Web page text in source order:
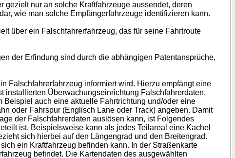
nur an solche Kraftfahrzeuge aussendet, deren
wie man solche Empfängerfahrzeuge identifizieren kann.
über ein Falschfahrerfahrzeug, das für seine Fahrtroute
der Erfindung sind durch die abhängigen Patentansprüche,
Falschfahrerfahrzeug informiert wird. Hierzu empfängt eine
installierten Überwachungseinrichtung Falschfahrerdaten,
auch eine aktuelle Fahrtrichtung und/oder eine
oder Fahrspur (Englisch Lane oder Track) angeben. Damit
der Falschfahrerdaten auslösen kann, ist Folgendes
ist. Beispielsweise kann als jedes Teilareal eine Kachel
sich hierbei auf den Längengrad und den Breitengrad.
ein Kraftfahrzeug befinden kann. In der Straßenkarte
befindet. Die Kartendaten des ausgewählten